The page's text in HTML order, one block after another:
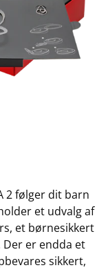
2 følger dit barn
et udvalg af
et børnesikkert
Der er endda et
sikkert,